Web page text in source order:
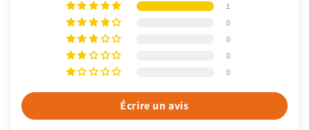
1
0
0
0
0
Écrire un avis